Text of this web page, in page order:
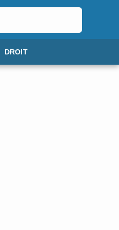
DROIT